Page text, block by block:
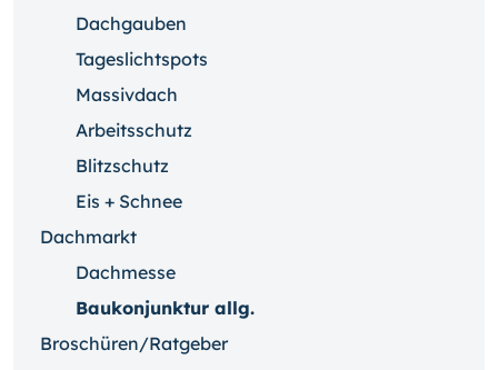
Dachgauben
Tageslichtspots
Massivdach
Arbeitsschutz
Blitzschutz
Eis + Schnee
Dachmarkt
Dachmesse
Baukonjunktur allg.
Broschüren/Ratgeber